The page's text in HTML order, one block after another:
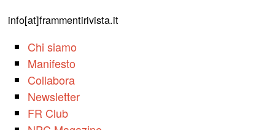
info[at]frammentirivista.it
Chi siamo
Manifesto
Collabora
Newsletter
FR Club